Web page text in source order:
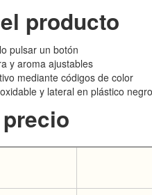
producto
pulsar un botón
y aroma ajustables
mediante códigos de color
y lateral en plástico negro